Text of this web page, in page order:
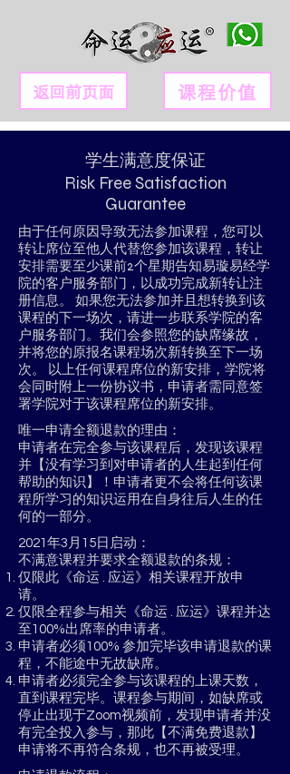
返回前页面 课程价值
学生满意度保证
​Risk Free Satisfaction
Guarantee
由于任何原因导致无法参加课程，您可以
转让席位至他人代替您参加该课程，转让
安排需要至少课前2个星期告知易璇易经学
院的客户服务部门，以成功完成新转让注
册信息。 如果您无法参加并且想转换到该
课程的下一场次，请进一步联系学院的客
户服务部门。我们会参照您的缺席缘故，
并将您的原报名课程场次新转换至下一场
次。 以上任何课程席位的新安排，学院将
会同时附上一份协议书，申请者需同意签
署学院对于该课程席位的新安排。
唯一申请全额退款的理由：
申请者在完全参与该课程后，发现该课程
并【没有学习到对申请者的人生起到任何
帮助的知识】！申请者更不会将任何该课
程所学习的知识运用在自身往后人生的任
何的一部分。
2021年3月15日启动：
不满意课程并要求全额退款的条规：
仅限此《命运 . 应运》相关课程开放申
请。
仅限全程参与相关《命运 . 应运》课程并达
至100%出席率的申请者。
申请者必须100% 参加完毕该申请退款的课
程，不能途中无故缺席。
申请者必须完全参与该课程的上课天数，
直到课程完毕。课程参与期间，如缺席或
停止出现于Zoom视频前，发现申请者并没
有完全投入参与，那此【不满免费退款】
申请将不再符合条规，也不再被受理。